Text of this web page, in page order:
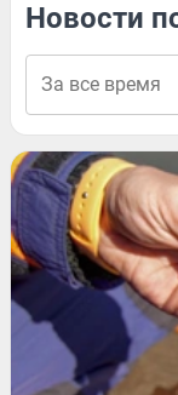
Новости